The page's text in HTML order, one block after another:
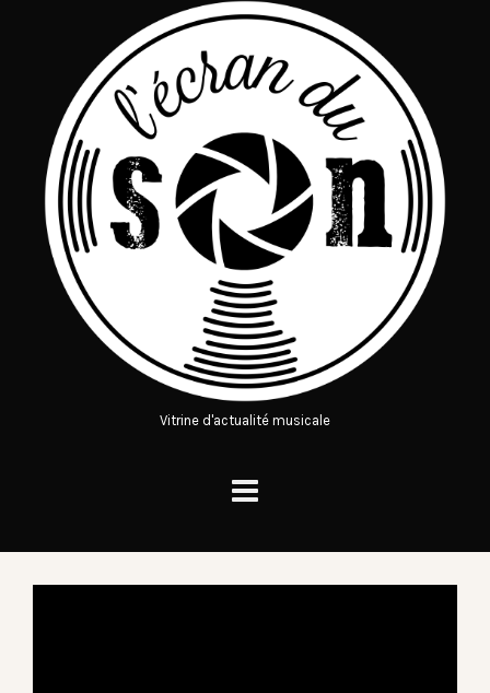
Vitrine d'actualité musicale